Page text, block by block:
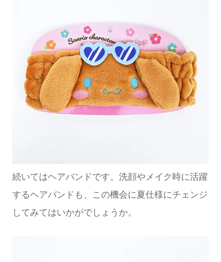
続いてはヘアバンドです。洗顔やメイク時に活躍
するヘアバンドも、この機会に夏仕様にチェンジ
してみてはいかがでしょうか。